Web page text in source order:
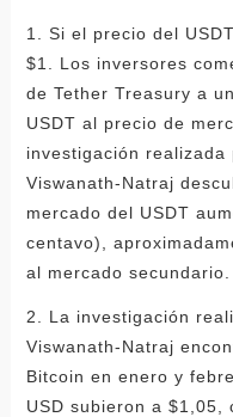
1. Si el precio del
$1. Los inversores
de Tether Treasury a
USDT al precio de
investigación realizada
Viswanath-Natraj
mercado del USDT
centavo),
al mercado secundario.
2. La investigación
Viswanath-Natraj
Bitcoin en enero y
USD subieron a $1,05,